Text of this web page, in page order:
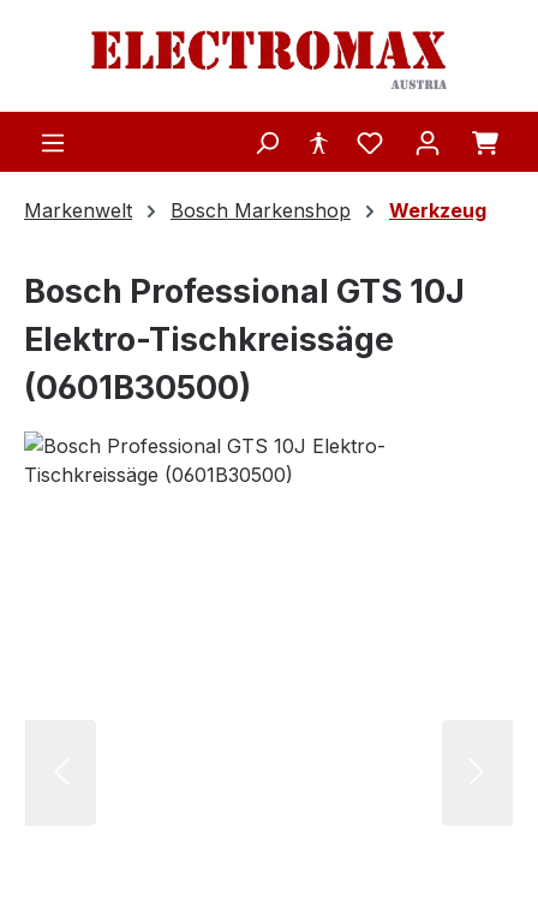
Zum Hauptinhalt springen
Markenwelt Bosch Markenshop Werkzeug
Bosch Professional GTS 10J
Elektro-Tischkreissäge
(0601B30500)
Bildergalerie überspringen